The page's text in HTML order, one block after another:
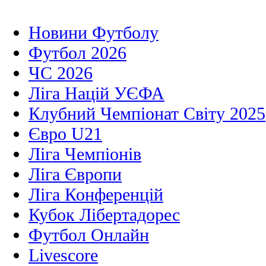
Новини Футболу
Футбол 2026
ЧС 2026
Ліга Націй УЄФА
Клубний Чемпіонат Світу 2025
Євро U21
Ліга Чемпіонів
Ліга Європи
Ліга Конференцій
Кубок Лібертадорес
Футбол Онлайн
Livescore